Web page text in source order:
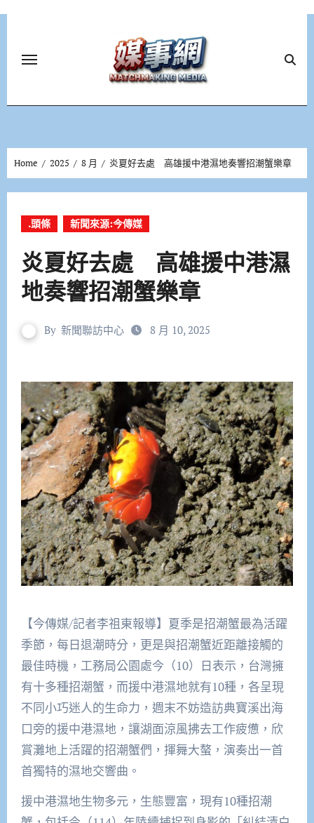
Home 2025 8 月 炎夏好去處 高雄援中港濕地奏響招潮蟹樂章
.頭條 新聞來源:今傳媒
炎夏好去處 高雄援中港濕
地奏響招潮蟹樂章
By 新聞聯訪中心 8 月 10, 2025
【今傳媒/記者李祖東報導】夏季是招潮蟹最為活躍
季節，每日退潮時分，更是與招潮蟹近距離接觸的
最佳時機，工務局公園處今（10）日表示，台灣擁
有十多種招潮蟹，而援中港濕地就有10種，各呈現
不同小巧迷人的生命力，週末不妨造訪典寶溪出海
口旁的援中港濕地，讓湖面涼風拂去工作疲憊，欣
賞灘地上活躍的招潮蟹們，揮舞大螯，演奏出一首
首獨特的濕地交響曲。
援中港濕地生物多元，生態豐富，現有10種招潮